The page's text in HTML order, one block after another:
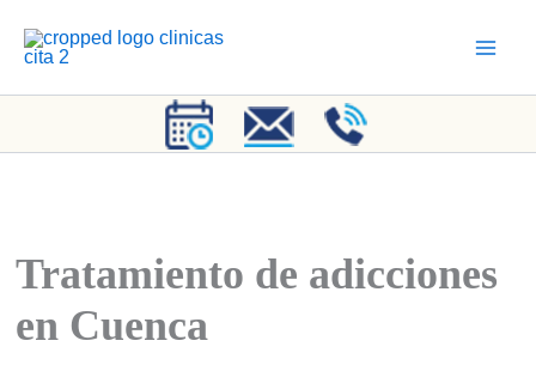
Tratamiento de adicciones
en Cuenca